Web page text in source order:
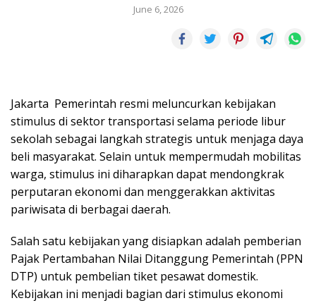
June 6, 2026
Jakarta  Pemerintah resmi meluncurkan kebijakan
stimulus di sektor transportasi selama periode libur
sekolah sebagai langkah strategis untuk menjaga daya
beli masyarakat. Selain untuk mempermudah mobilitas
warga, stimulus ini diharapkan dapat mendongkrak
perputaran ekonomi dan menggerakkan aktivitas
pariwisata di berbagai daerah.
Salah satu kebijakan yang disiapkan adalah pemberian
Pajak Pertambahan Nilai Ditanggung Pemerintah (PPN
DTP) untuk pembelian tiket pesawat domestik.
Kebijakan ini menjadi bagian dari stimulus ekonomi